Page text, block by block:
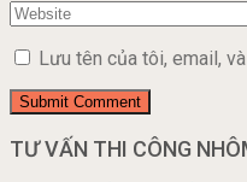
Lưu tên của tôi, email,
TƯ VẤN THI CÔNG